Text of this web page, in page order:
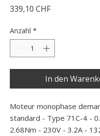
339,10 CHFPreis
Anzahl *
In den
Moteur monophase
standard - Type 71C-4 -
2.68Nm - 230V - 3.2A -